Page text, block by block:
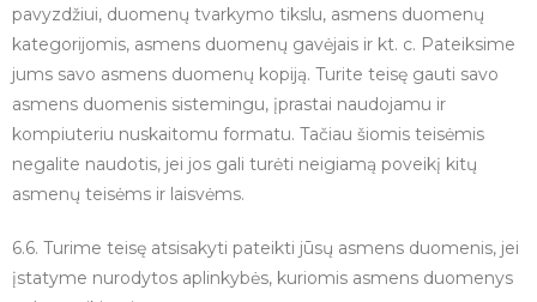
pavyzdžiui, duomenų tvarkymo tikslu, asmens duomenų
kategorijomis, asmens duomenų gavėjais ir kt. c. Pateiksime
jums savo asmens duomenų kopiją. Turite teisę gauti savo
asmens duomenis sistemingu, įprastai naudojamu ir
kompiuteriu nuskaitomu formatu. Tačiau šiomis teisėmis
negalite naudotis, jei jos gali turėti neigiamą poveikį kitų
asmenų teisėms ir laisvėms.
6.6. Turime teisę atsisakyti pateikti jūsų asmens duomenis, jei
įstatyme nurodytos aplinkybės, kuriomis asmens duomenys